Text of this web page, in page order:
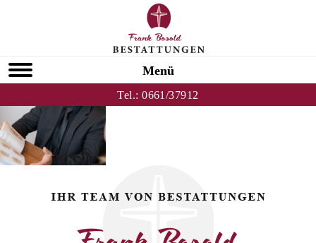
Menü
Tel.:0661/37912
BOSOLD_18